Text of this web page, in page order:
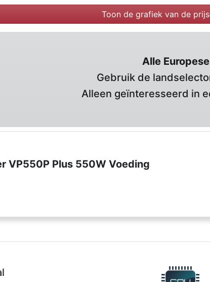
Toon de grafiek van de
Alle
Gebruik de
Alleen geïnteresseerd in
VP550P Plus 550W Voeding